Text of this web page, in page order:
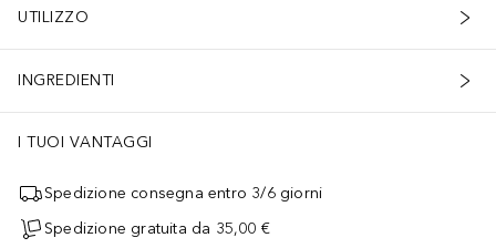
UTILIZZO
INGREDIENTI
I TUOI VANTAGGI
Spedizione consegna entro 3/6 giorni
Spedizione gratuita da 35,00 €